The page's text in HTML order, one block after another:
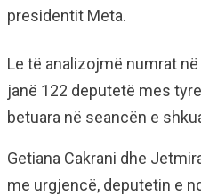
presidentit Meta.
Le të analizojmë numrat
janë 122 deputetë mes
betuara në seancën e
Getiana Cakrani dhe
me urgjencë, deputetin e